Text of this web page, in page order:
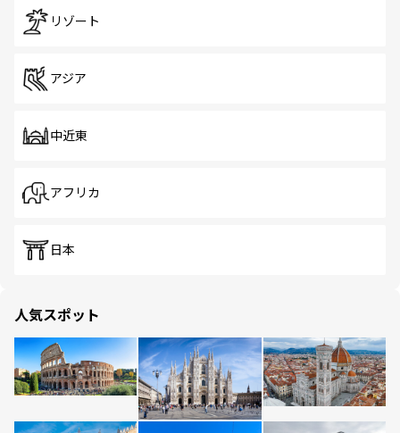
リゾート
アジア
中近東
アフリカ
日本
人気スポット